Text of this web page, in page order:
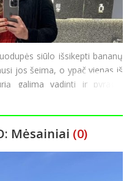
siūlo išsikepti bananų
jos šeima, o ypač vienas iš
galima vadinti ir pyragu,
per mėnesį. Jos receptą
Mėsainiai (0)